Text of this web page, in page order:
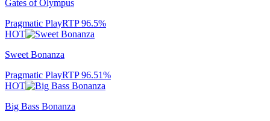
Gates of Olympus
Pragmatic PlayRTP96.5%
HOT
Sweet Bonanza
Pragmatic PlayRTP96.51%
HOT
Big Bass Bonanza